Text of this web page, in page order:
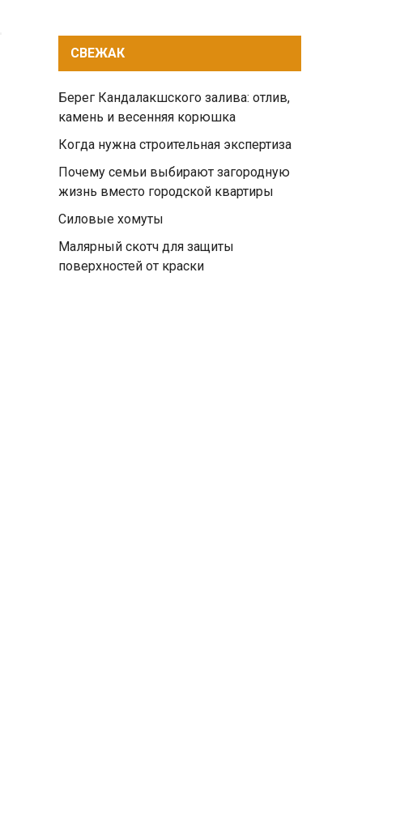
СВЕЖАК
Берег Кандалакшского залива: отлив,
камень и весенняя корюшка
Когда нужна строительная экспертиза
Почему семьи выбирают загородную
жизнь вместо городской квартиры
Силовые хомуты
Малярный скотч для защиты
поверхностей от краски